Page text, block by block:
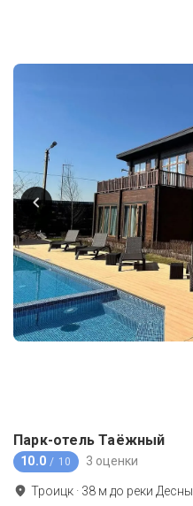
Парк-отель Таёжный
10.0 / 10 3 оценки
Троицк · 38 м до реки Десны